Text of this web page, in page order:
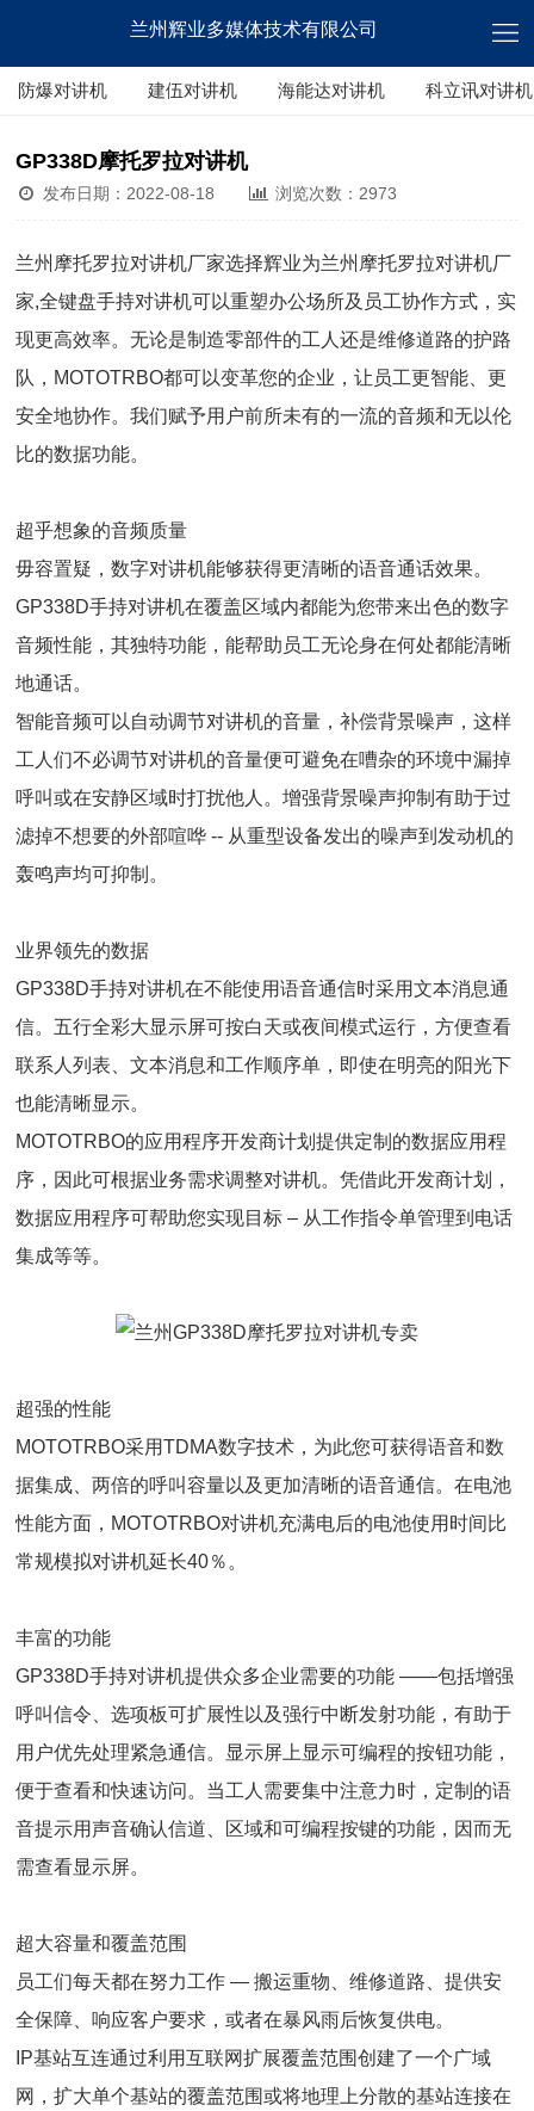
兰州辉业多媒体技术有限公司
防爆对讲机 建伍对讲机 海能达对讲机 科立讯对讲机
GP338D摩托罗拉对讲机
发布日期：2022-08-18 浏览次数：2973
兰州摩托罗拉对讲机厂家选择辉业为兰州摩托罗拉对讲机厂
家,全键盘手持对讲机可以重塑办公场所及员工协作方式，实
现更高效率。无论是制造零部件的工人还是维修道路的护路
队，MOTOTRBO都可以变革您的企业，让员工更智能、更
安全地协作。我们赋予用户前所未有的一流的音频和无以伦
比的数据功能。
超乎想象的音频质量
毋容置疑，数字对讲机能够获得更清晰的语音通话效果。
GP338D手持对讲机在覆盖区域内都能为您带来出色的数字
音频性能，其独特功能，能帮助员工无论身在何处都能清晰
地通话。
智能音频可以自动调节对讲机的音量，补偿背景噪声，这样
工人们不必调节对讲机的音量便可避免在嘈杂的环境中漏掉
呼叫或在安静区域时打扰他人。增强背景噪声抑制有助于过
滤掉不想要的外部喧哗 -- 从重型设备发出的噪声到发动机的
轰鸣声均可抑制。
业界领先的数据
GP338D手持对讲机在不能使用语音通信时采用文本消息通
信。五行全彩大显示屏可按白天或夜间模式运行，方便查看
联系人列表、文本消息和工作顺序单，即使在明亮的阳光下
也能清晰显示。
MOTOTRBO的应用程序开发商计划提供定制的数据应用程
序，因此可根据业务需求调整对讲机。凭借此开发商计划，
数据应用程序可帮助您实现目标 – 从工作指令单管理到电话
集成等等。
超强的性能
MOTOTRBO采用TDMA数字技术，为此您可获得语音和数
据集成、两倍的呼叫容量以及更加清晰的语音通信。在电池
性能方面，MOTOTRBO对讲机充满电后的电池使用时间比
常规模拟对讲机延长40％。
丰富的功能
GP338D手持对讲机提供众多企业需要的功能 ——包括增强
呼叫信令、选项板可扩展性以及强行中断发射功能，有助于
用户优先处理紧急通信。显示屏上显示可编程的按钮功能，
便于查看和快速访问。当工人需要集中注意力时，定制的语
音提示用声音确认信道、区域和可编程按键的功能，因而无
需查看显示屏。
超大容量和覆盖范围
员工们每天都在努力工作 — 搬运重物、维修道路、提供安
全保障、响应客户要求，或者在暴风雨后恢复供电。
IP基站互连通过利用互联网扩展覆盖范围创建了一个广域
网，扩大单个基站的覆盖范围或将地理上分散的基站连接在